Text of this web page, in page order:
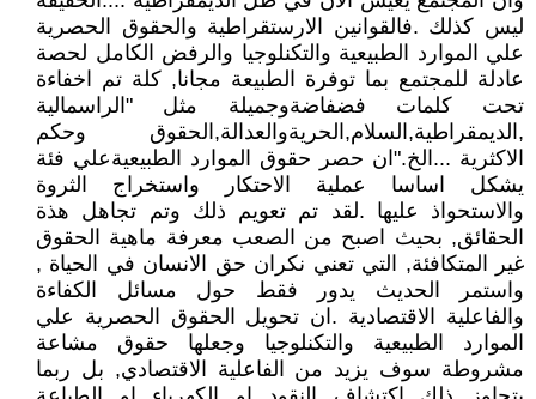
ليس كذلك .فالقوانين الارستقراطية والحقوق الحصرية
علي الموارد الطبيعية والتكنلوجيا والرفض الكامل لحصة
عادلة للمجتمع بما توفرة الطبيعة مجانا, كلة تم اخفاءة
تحت كلمات فضفاضةوجميلة مثل "الراسمالية
,الديمقراطية,السلام,الحريةوالعدالة,الحقوق وحكم
الاكثرية ...الخ."ان حصر حقوق الموارد الطبيعيةعلي فئة
يشكل اساسا عملية الاحتكار واستخراج الثروة
والاستحواذ عليها .لقد تم تعويم ذلك وتم تجاهل هذة
الحقائق, بحيث اصبح من الصعب معرفة ماهية الحقوق
غير المتكافئة, التي تعني نكران حق الانسان في الحياة ,
واستمر الحديث يدور فقط حول مسائل الكفاءة
والفاعلية الاقتصادية .ان تحويل الحقوق الحصرية علي
الموارد الطبيعية والتكنلوجيا وجعلها حقوق مشاعة
مشروطة سوف يزيد من الفاعلية الاقتصادي, بل ربما